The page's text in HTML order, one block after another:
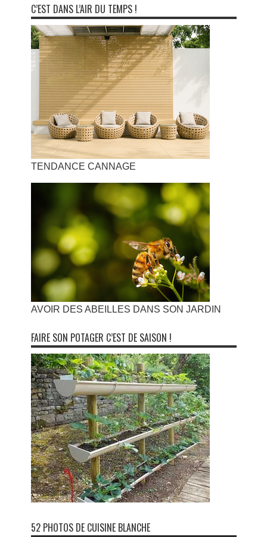
C’EST DANS L’AIR DU TEMPS !
TENDANCE CANNAGE
AVOIR DES ABEILLES DANS SON JARDIN
FAIRE SON POTAGER C’EST DE SAISON !
52 PHOTOS DE CUISINE BLANCHE